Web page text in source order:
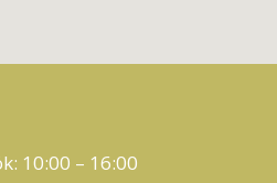
10:00 – 16:00